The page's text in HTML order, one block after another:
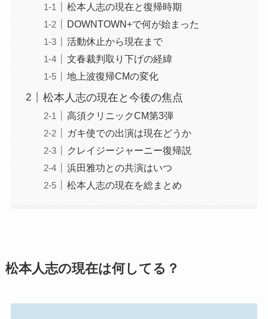
松本人志の現在と復帰時期
DOWNTOWN+で何が始まった
活動休止から現在まで
文春裁判取り下げの経緯
地上波復帰CMの変化
松本人志の現在と今後の焦点
高須クリニックCM第3弾
ガキ使での出演は現在どうか
クレイジージャーニー復帰説
浜田雅功との共演はいつ
松本人志の現在を総まとめ
松本人志の現在は何してる？